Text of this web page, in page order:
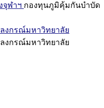
จุฬาฯ กองทุนภูมิคุ้มกันบำบัด
งกรณ์มหาวิทยาลัย
งกรณ์มหาวิทยาลัย